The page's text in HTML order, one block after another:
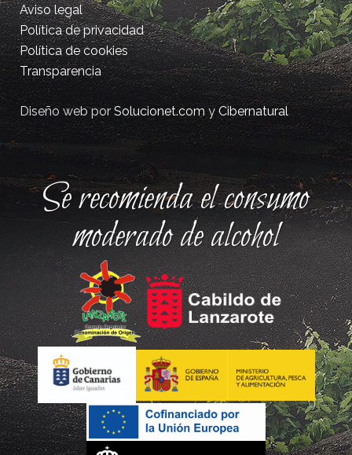
Aviso legal
Política de privacidad
Política de cookies
Transparencia
Diseño web porSolucionet.comyCibernatural
Se recomienda el consumo
moderado de alcohol